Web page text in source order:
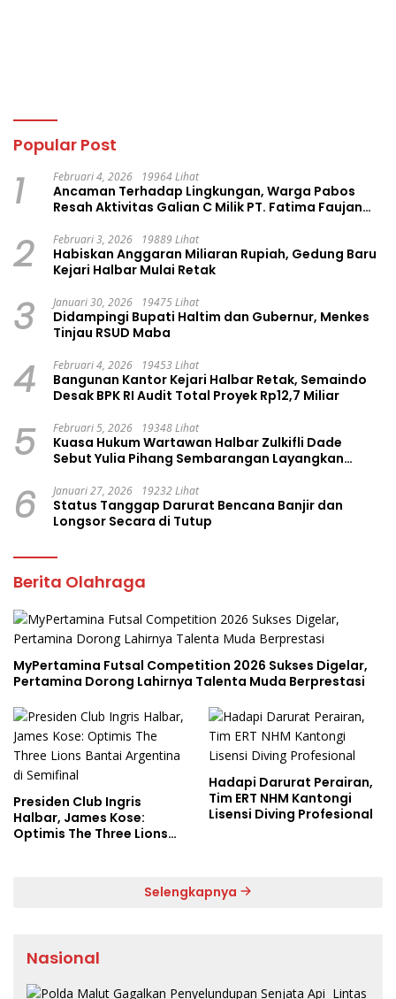
Popular Post
1 Februari 4, 2026 19964 Lihat
Ancaman Terhadap Lingkungan, Warga Pabos
Resah Aktivitas Galian C Milik PT. Fatima Faujan
2 Februari 3, 2026 19889 Lihat
Habiskan Anggaran Miliaran Rupiah, Gedung Baru
Kejari Halbar Mulai Retak
3 Januari 30, 2026 19475 Lihat
Didampingi Bupati Haltim dan Gubernur, Menkes
Tinjau RSUD Maba
4 Februari 4, 2026 19453 Lihat
Bangunan Kantor Kejari Halbar Retak, Semaindo
Desak BPK RI Audit Total Proyek Rp12,7 Miliar
5 Februari 5, 2026 19348 Lihat
Kuasa Hukum Wartawan Halbar Zulkifli Dade
Sebut Yulia Pihang Sembarangan Layangkan
6 Januari 27, 2026 19232 Lihat
Status Tanggap Darurat Bencana Banjir dan
Longsor Secara di Tutup
Berita Olahraga
MyPertamina Futsal Competition 2026 Sukses Digelar,
Pertamina Dorong Lahirnya Talenta Muda Berprestasi
Presiden Club Ingris
Halbar, James Kose:
Optimis The Three Lions
Hadapi Darurat Perairan,
Tim ERT NHM Kantongi
Lisensi Diving Profesional
Selengkapnya
Nasional